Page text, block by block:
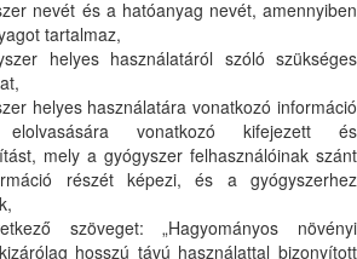
nevét és a hatóanyag nevét, amennyiben
tartalmaz,
helyes használatáról szóló szükséges
helyes használatára vonatkozó információ
elolvasására vonatkozó kifejezett és
mely a gyógyszer felhasználóinak szánt
részét képezi, és a gyógyszerhez
szöveget: „Hagyományos növényi
hosszú távú használattal bizonyított